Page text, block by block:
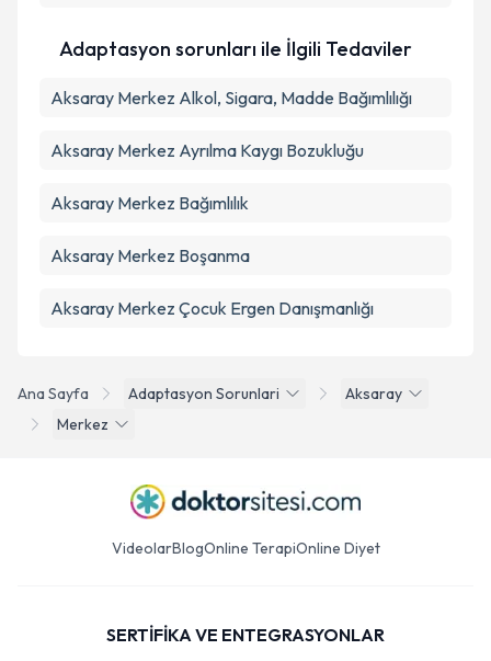
Ana Sayfa Adaptasyon Sorunlari
Aksaray
Merkez
Adaptasyon sorunları ile İlgili Tedaviler
Aksaray Merkez Alkol, Sigara, Madde Bağımlılığı
Aksaray Merkez Ayrılma Kaygı Bozukluğu
Aksaray Merkez Bağımlılık
Aksaray Merkez Boşanma
Aksaray Merkez Çocuk Ergen Danışmanlığı
VideolarBlogOnline TerapiOnline Diyet
SERTİFİKA VE ENTEGRASYONLAR